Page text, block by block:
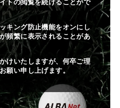
トの閲覧を続けることがで
キング防止機能をオンにし
頻繁に表示されることがあ
けいたしますが、何卒ご理
願い申し上げます。